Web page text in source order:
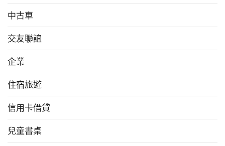
中古車
交友聯誼
企業
住宿旅遊
信用卡借貸
兒童書桌